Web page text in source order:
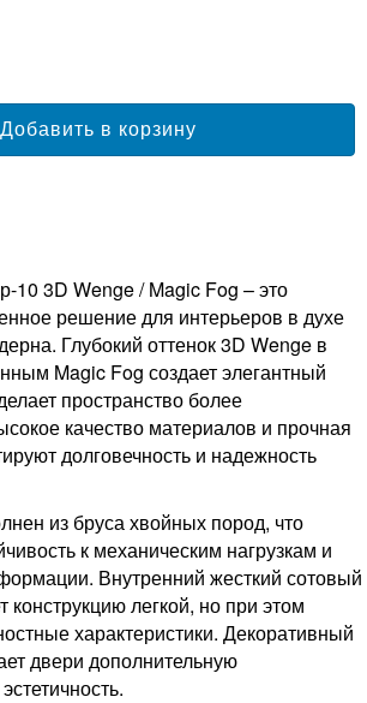
10 3D Wenge / Magic Fog – это
решение для интерьеров в духе
Глубокий оттенок 3D Wenge в
Magic Fog создает элегантный
пространство более
качество материалов и прочная
долговечность и надежность
из бруса хвойных пород, что
к механическим нагрузкам и
Внутренний жесткий сотовый
конструкцию легкой, но при этом
характеристики. Декоративный
двери дополнительную